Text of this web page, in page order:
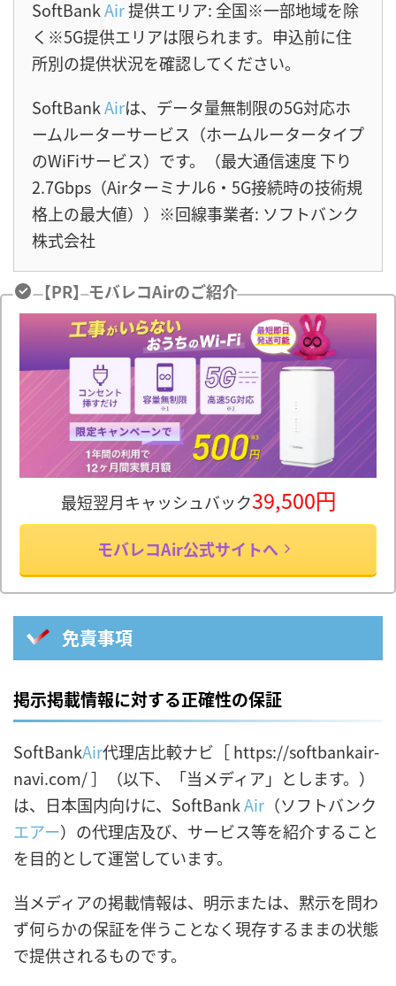
SoftBankAir提供エリア: 全国※一部地域を除
く※5G提供エリアは限られます。申込前に住
所別の提供状況を確認してください。
SoftBankAirは、データ量無制限の5G対応ホ
ームルーターサービス（ホームルータータイプ
のWiFiサービス）です。（最大通信速度 下り
2.7Gbps（Airターミナル6・5G接続時の技術規
格上の最大値））※回線事業者: ソフトバンク
株式会社
【PR】モバレコAirのご紹介
最短翌月キャッシュバック39,500円
モバレコAir公式サイトへ
免責事項
掲示掲載情報に対する正確性の保証
SoftBankAir代理店比較ナビ［ https://softbankair-
navi.com/ ］（以下、「当メディア」とします。）
は、日本国内向けに、SoftBankAir （ソフトバンク
エアー）の代理店及び、サービス等を紹介すること
を目的として運営しています。
当メディアの掲載情報は、明示または、黙示を問わ
ず何らかの保証を伴うことなく現存するままの状態
で提供されるものです。